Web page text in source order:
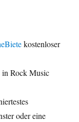
kostenloser
in Rock Music
oder eine